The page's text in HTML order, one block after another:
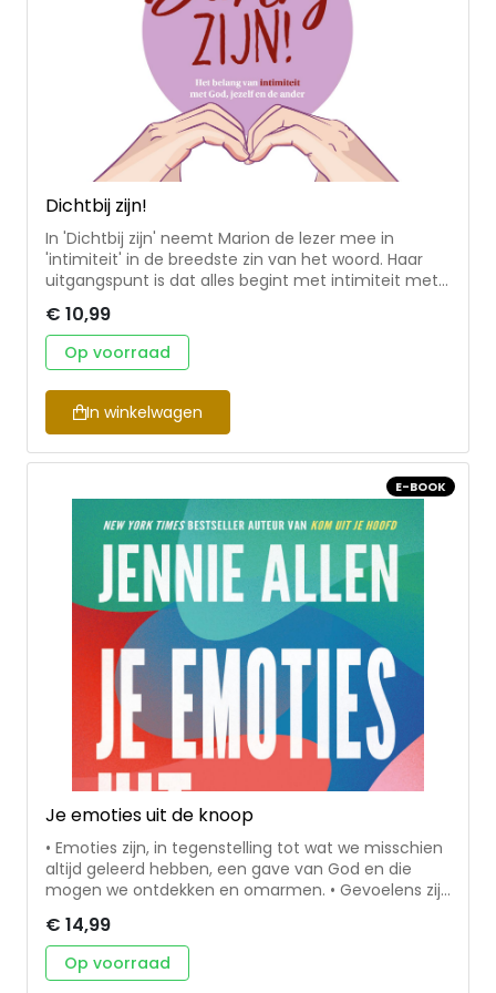
Dichtbij zijn!
In 'Dichtbij zijn' neemt Marion de lezer mee in
'intimiteit' in de breedste zin van het woord. Haar
uitgangspunt is dat alles begint met intimiteit met
God kan ontstaan en groeien. Deze verschillende
vormen van intimiteit komen allemaal aanbod,
aangevuld met manier waarop ze met elkaar
samenhangen. Met toegankelijke theorie over
intimiteit en praktische toepassingen voor je eigen
leven. Het boek bevat tien hoofdstukken met aan
het einde van elk hoofdstuk verwerkingsvragen voor
de lezer.
€ 10,99
Op voorraad
In winkelwagen
E-BOOK
Je emoties uit de knoop
• Emoties zijn, in tegenstelling tot wat we misschien
altijd geleerd hebben, een gave van God en die
mogen we ontdekken en omarmen. • Gevoelens zijn
worden. Jennie Allen legt dit uit en maakt dit
praktisch. Jennie Allen is oprichtster van en de
drijvende kracht achter IF:Gathering, een
€ 14,99
Op voorraad